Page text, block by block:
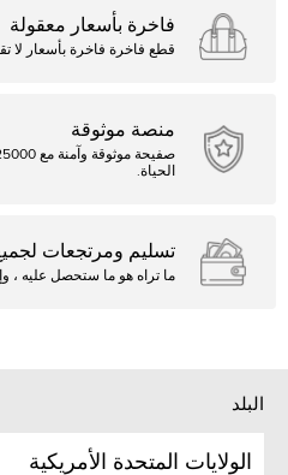
فاخرة بأسعار معقولة
قطع فاخرة فاخرة بأسعار لا
منصة موثوقة
الحياة.
تسليم ومرتجعات لجميع
ما تراه هو ما ستحصل عليه ،
البلد
الولايات المتحدة الأمريكية